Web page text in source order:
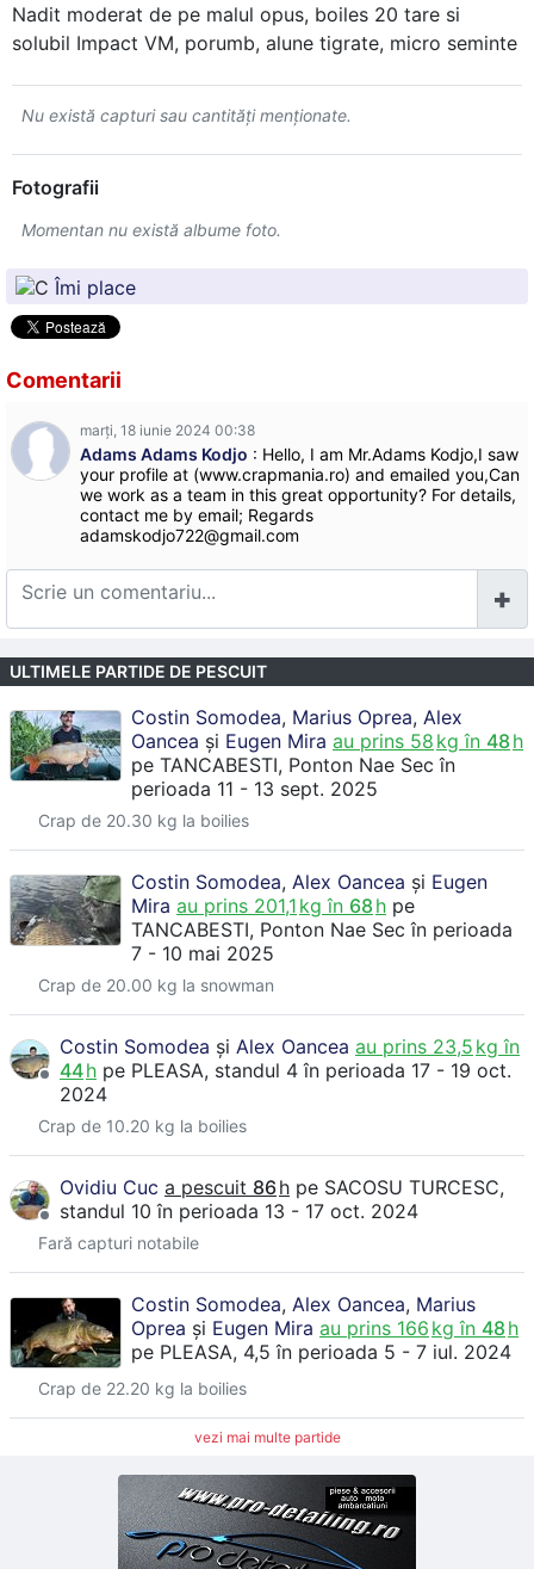
Nadit moderat de pe malul opus, boiles 20 tare si
solubil Impact VM, porumb, alune tigrate, micro seminte
Nu există capturi sau cantităţi menţionate.
Fotografii
Momentan nu există albume foto.
Îmi place
Comentarii
marți, 18 iunie 2024 00:38
Adams Adams Kodjo : Hello, I am Mr.Adams Kodjo,I saw
your profile at (www.crapmania.ro) and emailed you,Can
we work as a team in this great opportunity? For details,
contact me by email; Regards
adamskodjo722@gmail.com
ULTIMELE PARTIDE DE PESCUIT
Costin Somodea, Marius Oprea, Alex
Oancea și Eugen Mira au prins 58 kg în 48 h
pe TANCABESTI, Ponton Nae Secîn
perioada 11 - 13 sept. 2025
Crap de 20.30 kg la boilies
Costin Somodea, Alex Oancea și Eugen
Mira au prins 201,1 kg în 68 h pe
TANCABESTI, Ponton Nae Secîn perioada
7 - 10 mai 2025
Crap de 20.00 kg la snowman
Costin Somodea și Alex Oancea au prins 23,5 kg în
44h pe PLEASA, standul 4în perioada 17 - 19 oct.
2024
Crap de 10.20 kg la boilies
Ovidiu Cuc a pescuit 86h pe SACOSU TURCESC,
standul 10în perioada 13 - 17 oct. 2024
Fară capturi notabile
Costin Somodea, Alex Oancea, Marius
Oprea și Eugen Mira au prins 166 kg în 48 h
pe PLEASA, 4,5în perioada 5 - 7 iul. 2024
Crap de 22.20 kg la boilies
vezi mai multe partide